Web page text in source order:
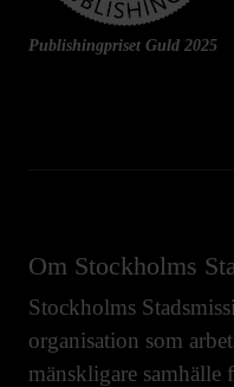
Publishingpriset Guld 2025
Om Stockholms
Stockholms
organisation som
mänskligare